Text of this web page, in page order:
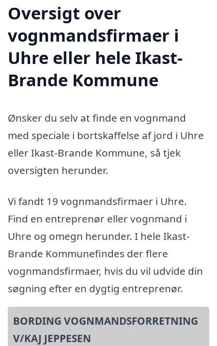
Oversigt over
vognmandsfirmaer i
Uhre eller hele Ikast-
Brande Kommune
Ønsker du selv at finde en vognmand
med speciale i bortskaffelse af jord i Uhre
eller Ikast-Brande Kommune, så tjek
oversigten herunder.
Vi fandt 19 vognmandsfirmaer i Uhre.
Find en entreprenør eller vognmand i
Uhre og omegn herunder. I hele Ikast-
Brande Kommunefindes der flere
vognmandsfirmaer, hvis du vil udvide din
søgning efter en dygtig entreprenør.
BORDING VOGNMANDSFORRETNING
V/KAJ JEPPESEN